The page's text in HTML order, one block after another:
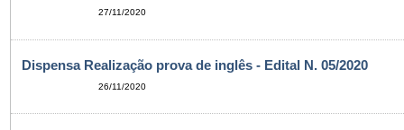
27/11/2020
Dispensa Realização prova de inglês - Edital N. 05/2020
26/11/2020